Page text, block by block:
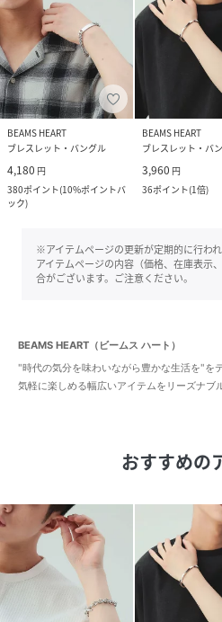
BEAMS HEART
ブレスレット・バングル
4,180 円
380ポイント(10%ポイントバ
ック)
BEAMS HEART
ブレスレット・バ
3,960 円
36ポイント(1倍)
※アイテムページの更新が定期的に行わ
アイテムページの内容（価格、在庫表示
合がございます。ご注意ください。
BEAMS HEART（ビームス ハート）
"時代の気分を味わいながら豊かな生活を"を
気軽に楽しめる幅広いアイテムをリーズナブ
おすすめの